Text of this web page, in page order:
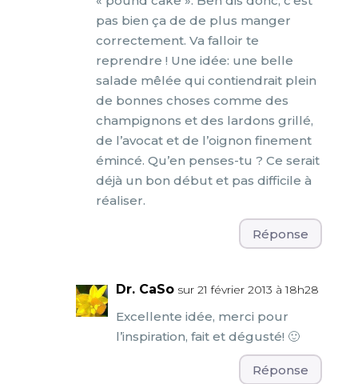
pas bien ça de de plus manger
correctement. Va falloir te
reprendre ! Une idée: une belle
salade mêlée qui contiendrait plein
de bonnes choses comme des
champignons et des lardons grillé,
de l’avocat et de l’oignon finement
émincé. Qu’en penses-tu ? Ce serait
déjà un bon début et pas difficile à
réaliser.
Réponse
Dr. CaSo sur 21 février 2013 à 18h28
Excellente idée, merci pour
l’inspiration, fait et dégusté! 🙂
Réponse